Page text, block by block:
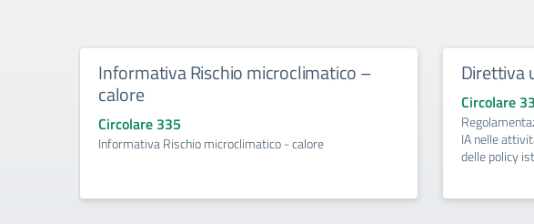
Informativa Rischio microclimatico –
calore
Circolare 335
Informativa Rischio microclimatico - calore
Direttiva
Circolare
IA nelle
delle policy